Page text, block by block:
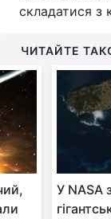
складатися з
ЧИТАЙТЕ
У NASA